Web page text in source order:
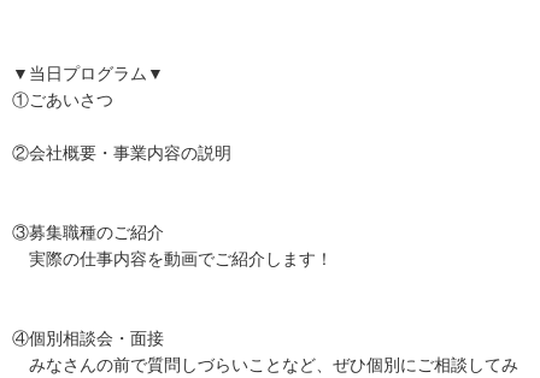
▼当日プログラム▼
①ごあいさつ
②会社概要・事業内容の説明
③募集職種のご紹介
実際の仕事内容を動画でご紹介します！
④個別相談会・面接
みなさんの前で質問しづらいことなど、ぜひ個別にご相談してみ